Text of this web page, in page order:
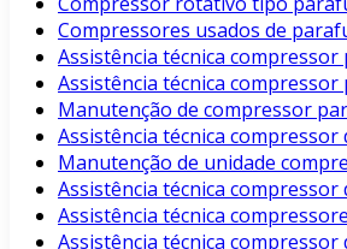
Compressores usados de
Assistência técnica
Assistência técnica
Manutenção de compressor
Assistência técnica
Manutenção de unidade
Assistência técnica compressor
Assistência técnica
Assistência técnica